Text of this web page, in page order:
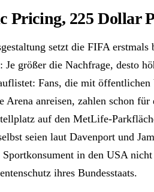
Pricing, 225 Dollar
setzt die FIFA
Je größer die Nachfrage, desto
Fans, die mit
Arena anreisen, zahlen schon
auf den MetLife-
seien laut Davenport und
in den USA
ihres Bundesstaats.